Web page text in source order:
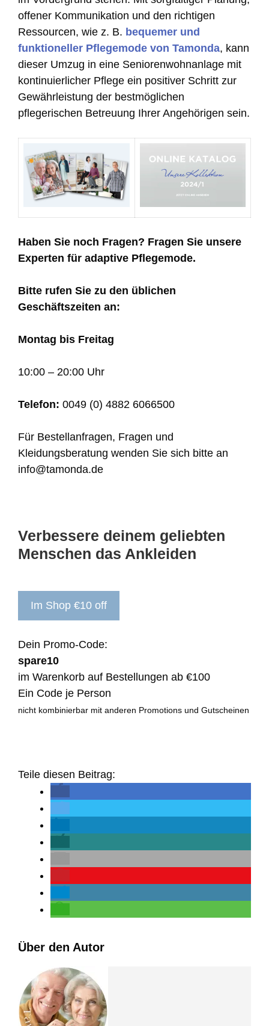
offener Kommunikation und den richtigen
Ressourcen, wie z. B. bequemer und
funktioneller Pflegemode von Tamonda, kann
dieser Umzug in eine Seniorenwohnanlage mit
kontinuierlicher Pflege ein positiver Schritt zur
Gewährleistung der bestmöglichen
pflegerischen Betreuung Ihrer Angehörigen sein.
Haben Sie noch Fragen? Fragen Sie unsere
Experten für adaptive Pflegemode.
Bitte rufen Sie zu den üblichen
Geschäftszeiten an:
Montag bis Freitag
10:00 – 20:00 Uhr
Telefon: 0049 (0) 4882 6066500
Für Bestellanfragen, Fragen und
Kleidungsberatung wenden Sie sich bitte an
info@tamonda.de
Verbessere deinem geliebten
Menschen das Ankleiden
Im Shop €10 off
Dein Promo-Code:
spare10
im Warenkorb auf Bestellungen ab €100
Ein Code je Person
nicht kombinierbar mit anderen Promotions und Gutscheinen
Teile diesen Beitrag:
Über den Autor